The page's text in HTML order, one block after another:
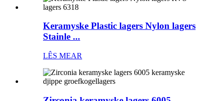
Keramyske Plastic lagers Nylon lagers
Stainle ...
LÊS MEAR